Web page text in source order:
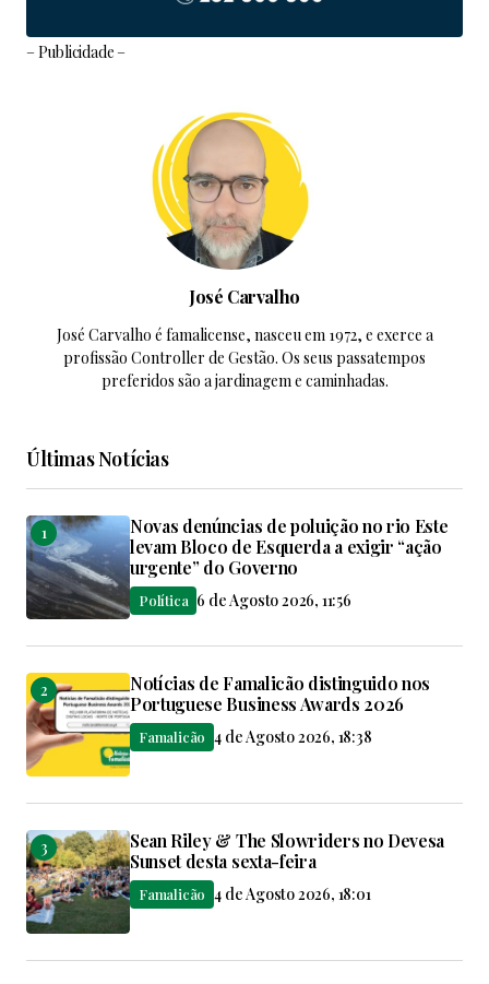
– Publicidade –
José Carvalho
José Carvalho é famalicense, nasceu em 1972, e exerce a
profissão Controller de Gestão. Os seus passatempos
preferidos são a jardinagem e caminhadas.
Últimas Notícias
Novas denúncias de poluição no rio Este
levam Bloco de Esquerda a exigir “ação
urgente” do Governo
Política 6 de Agosto 2026, 11:56
Notícias de Famalicão distinguido nos
Portuguese Business Awards 2026
Famalicão 4 de Agosto 2026, 18:38
Sean Riley & The Slowriders no Devesa
Sunset desta sexta-feira
Famalicão 4 de Agosto 2026, 18:01